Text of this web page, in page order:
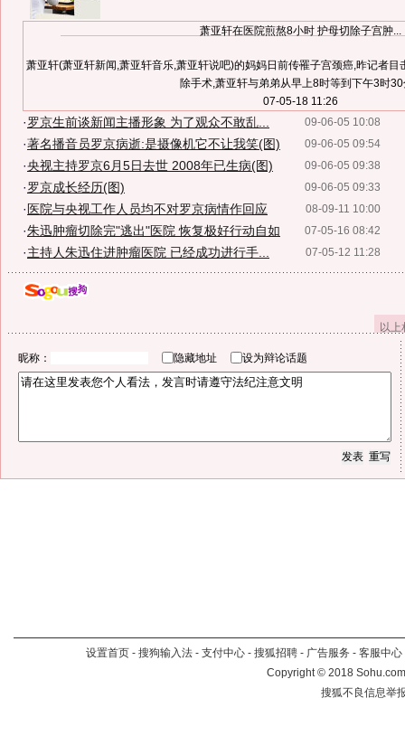
萧亚轩在医院煎熬8小时 护母切除子宫肿...
萧亚轩(萧亚轩新闻,萧亚轩音乐,萧亚轩说吧)的妈妈日前传罹子宫颈癌,昨记者
除手术,萧亚轩与弟弟从早上8时等到下午3时30
07-05-18 11:26
09-06-05 10:08
·罗京生前谈新闻主播形象 为了观众不敢乱...
09-06-05 09:54
·著名播音员罗京病逝:是摄像机它不让我笑(图)
09-06-05 09:38
·央视主持罗京6月5日去世 2008年已生病(图)
09-06-05 09:33
·罗京成长经历(图)
08-09-11 10:00
· 医院与央视工作人员均不对罗京病情作回应
07-05-16 08:42
·朱迅肿瘤切除完"逃出"医院 恢复极好行动自如
07-05-12 11:28
·主持人朱迅住进肿瘤医院 已经成功进行手...
以
昵称： 隐藏地址 设为辩论话题
设置首页 - 搜狗输入法 - 支付中心 - 搜狐招聘 - 广告服务 - 客服中心
Copyright©2018
搜狐不良信息举